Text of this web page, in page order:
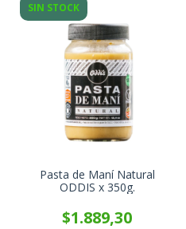
SIN STOCK
Pasta de Maní Natural
ODDIS x 350g.
$1.889,30